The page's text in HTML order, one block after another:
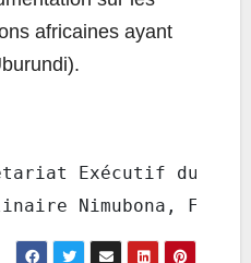
africaines ayant
Exécutif du
Nimubona,